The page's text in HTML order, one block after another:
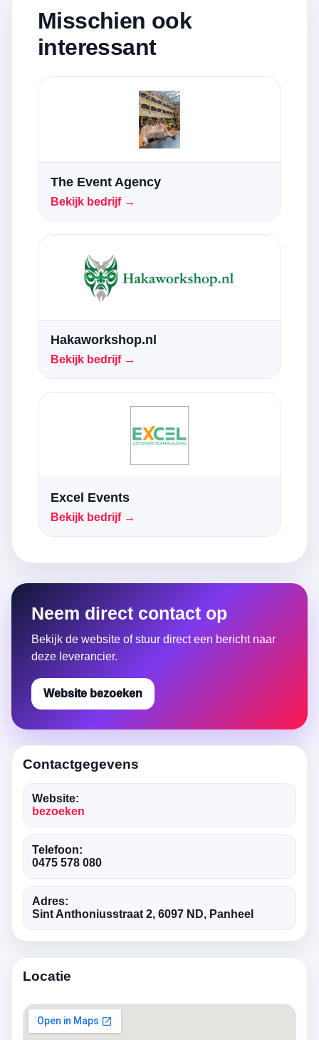
Misschien ook
interessant
The Event Agency
Bekijk bedrijf →
Hakaworkshop.nl
Bekijk bedrijf →
Excel Events
Bekijk bedrijf →
Neem direct contact op
Bekijk de website of stuur direct een bericht naar
deze leverancier.
Website bezoeken
Contactgegevens
Website:
bezoeken
Telefoon:
0475 578 080
Adres:
Sint Anthoniusstraat 2, 6097 ND, Panheel
Locatie